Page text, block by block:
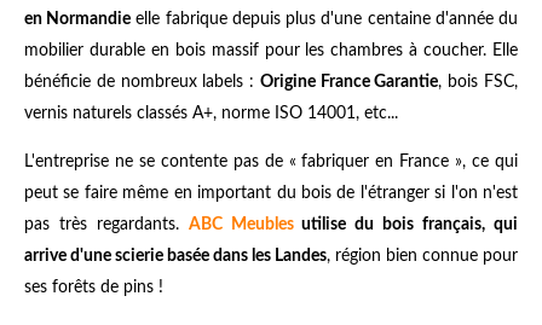
en Normandie elle fabrique depuis plus d'une centaine d'année du
mobilier durable en bois massif pour les chambres à coucher. Elle
bénéficie de nombreux labels : Origine France Garantie, bois FSC,
vernis naturels classés A+, norme ISO 14001, etc...
L'entreprise ne se contente pas de « fabriquer en France », ce qui
peut se faire même en important du bois de l'étranger si l'on n'est
pas très regardants. ABC Meublesutilise du bois français, qui
arrive d'une scierie basée dans les Landes, région bien connue pour
ses forêts de pins !